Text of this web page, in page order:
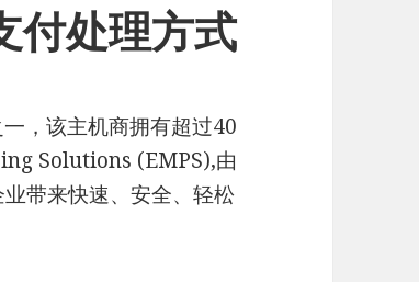
处理方式
，该主机商拥有超过40
Solutions (EMPS),由
带来快速、安全、轻松